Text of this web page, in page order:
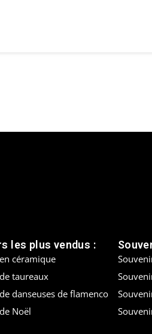
les plus vendus :
céramique
taureaux
danseuses de flamenco
Noël